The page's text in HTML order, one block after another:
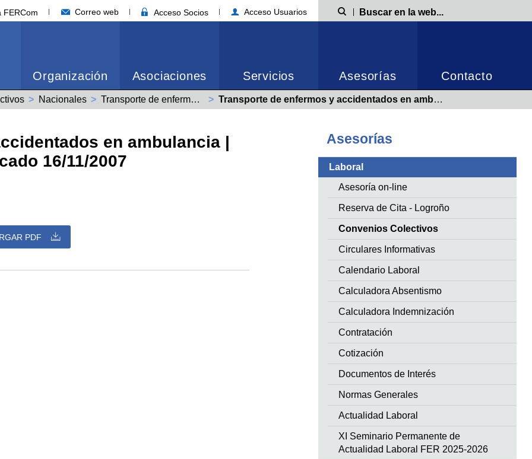
FERCom Correo web Acceso Socios Acceso Usuarios Búsqueda
Organización Asociaciones Servicios Asesorías Contacto
Nacionales Transporte de enfermos y accidentados en ambulancia (99000305011990) Actual:
Transporte de enfermos y accidentados en ambulancia | Convenio 2005-2008 | Publicado 16/11/2007
Asesorías
Laboral
Asesoría on-line
Reserva de Cita - Logroño
Convenios Colectivos
Circulares Informativas
Calendario Laboral
Calculadora Absentismo
Calculadora Indemnización
Contratación
Cotización
Documentos de Interés
Normas Generales
Actualidad Laboral
XI Seminario Permanente de
Actualidad Laboral FER 2025-2026
en ambulancia |
16/11/2007
PDF